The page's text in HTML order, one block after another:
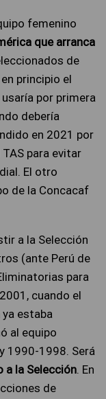
femenino
que arranca
de
principio el
usaría por primera
debería
en 2021 por
para evitar
El otro
de la Concacaf
a la Selección
(ante Perú de
para
cuando el
ya estaba
al equipo
1990-1998. Será
a la Selección. En
de